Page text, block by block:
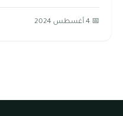
📅 4 أغسطس 2024